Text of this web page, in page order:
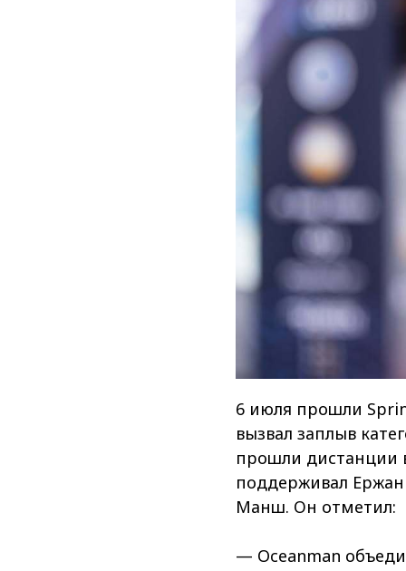
6 июля прошли
вызвал заплыв
прошли дистанции
поддерживал
Манш. Он отметил:
— Oceanman